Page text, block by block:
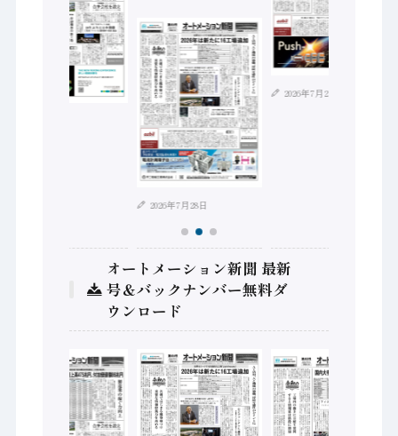
2026年7月28日
2026年7月21日
オートメーション新聞 最新
号＆バックナンバー無料ダ
ウンロード